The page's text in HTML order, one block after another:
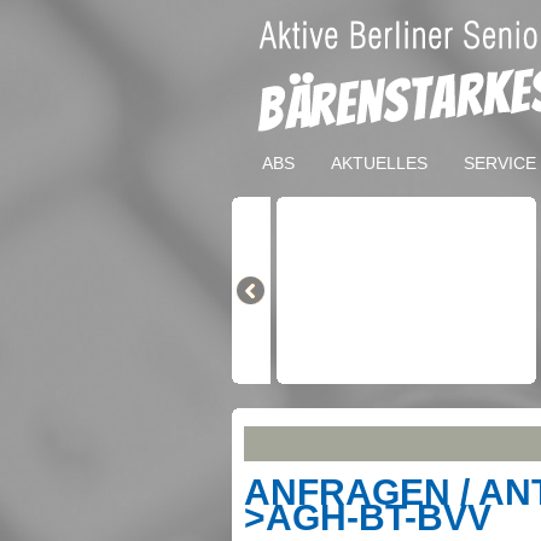
ABS AKTUELLES SERVICE
ANFRAGEN /
>AGH-BT-BVV